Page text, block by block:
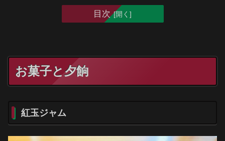
目次
お菓子と夕餉
紅玉ジャム